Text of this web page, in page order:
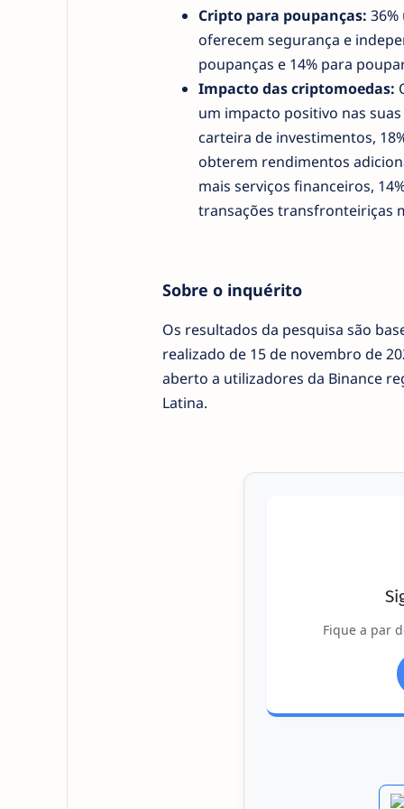
Cripto para poupanças:
oferecem segurança e
poupanças e 14% para
Impacto das criptomoedas:
um impacto positivo nas
carteira de investimentos,
obterem rendimentos
mais serviços financeiros,
transações transfronteiriças
Sobre o inquérito
Os resultados da pesquisa são
realizado de 15 de novembro de
aberto a utilizadores da Binance
Latina.
Fique a par